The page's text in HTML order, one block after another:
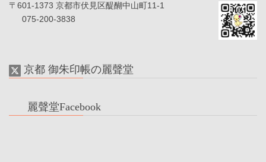
〒601-1373 京都市伏見区醍醐中山町11-1
075-200-3838
京都 御朱印帳の麗聲堂
麗聲堂Facebook